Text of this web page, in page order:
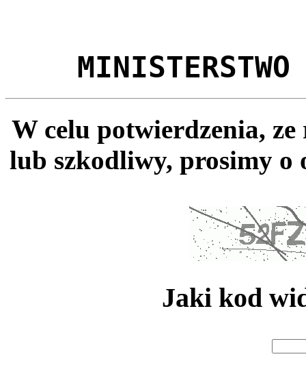
MINISTERSTWO
W celu potwierdzenia,
lub szkodliwy, prosimy o
Jaki kod